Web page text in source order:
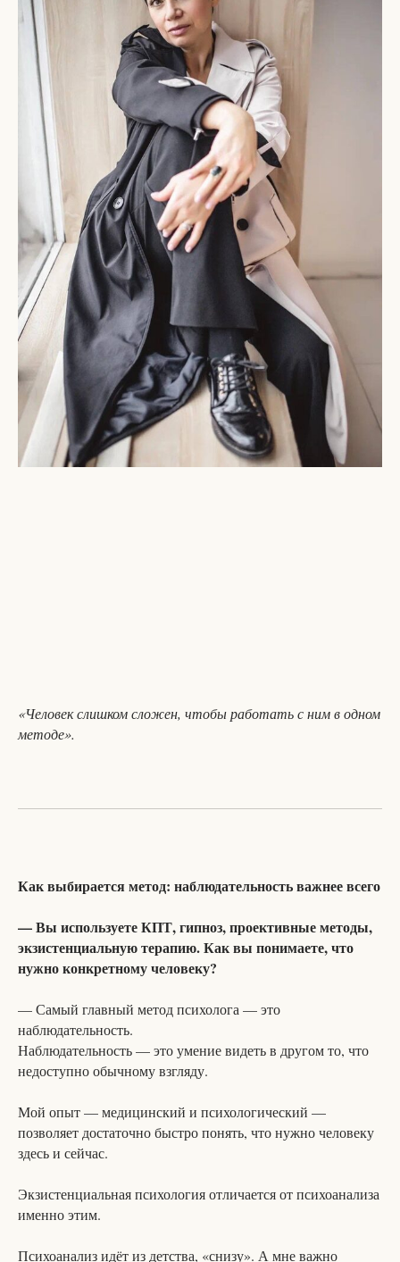
«Человек слишком сложен, чтобы работать с ним в одном
методе».
Как выбирается метод: наблюдательность важнее всего
— Вы используете КПТ, гипноз, проективные методы,
экзистенциальную терапию. Как вы понимаете, что
нужно конкретному человеку?
— Самый главный метод психолога — это
наблюдательность.
Наблюдательность — это умение видеть в другом то, что
недоступно обычному взгляду.
Мой опыт — медицинский и психологический —
позволяет достаточно быстро понять, что нужно человеку
здесь и сейчас.
Экзистенциальная психология отличается от психоанализа
именно этим.
Психоанализ идёт из детства, «снизу». А мне важно